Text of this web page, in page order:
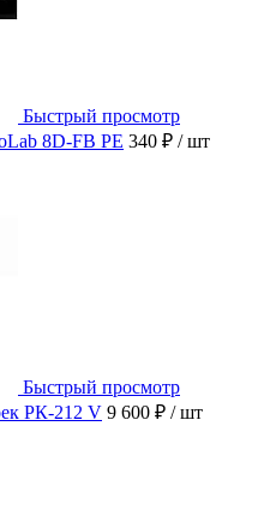
Быстрый просмотр
8D-FB PE 340 ₽ / шт
Быстрый просмотр
РК-212 V 9 600 ₽ / шт